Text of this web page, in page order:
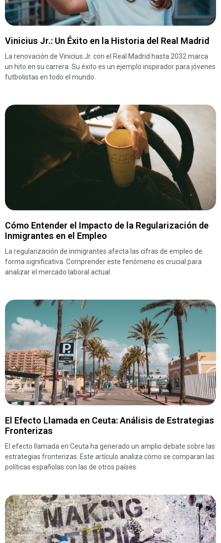
Vinicius Jr.: Un Éxito en la Historia del Real Madrid
La renovación de Vinicius Jr. con el Real Madrid hasta 2032 marca
un hito en su carrera. Su éxito es un ejemplo inspirador para jóvenes
futbolistas en todo el mundo.
Cómo Entender el Impacto de la Regularización de
Inmigrantes en el Empleo
La regularización de inmigrantes afecta las cifras de empleo de
forma significativa. Comprender este fenómeno es crucial para
analizar el mercado laboral actual.
El Efecto Llamada en Ceuta: Análisis de Estrategias
Fronterizas
El efecto llamada en Ceuta ha generado un amplio debate sobre las
estrategias fronterizas. Este artículo analiza cómo se comparan las
políticas españolas con las de otros países.